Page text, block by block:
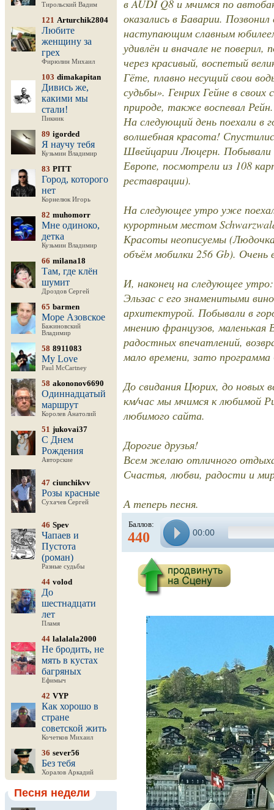
Тирольский Вадим
121 Arturchik2804
Любите
женщину за
грех
Фирюлин Михаил
103 dimakapitan
Дивись же,
какими мы
стали!
Пикник
89 igorded
Я научу тебя
Кузьмин Владимир
83 PITT
Город, которого
нет
Корнелюк Игорь
82 muhomorr
Мне одиноко,
детка
Кузьмин Владимир
66 milana18
Там, где клён
шумит
Дроздов Сергей
65 barmen
Море Азовское
Бажиновский
Владимир
58 8911083
My Love
Paul McCartney
58 akononov6690
Одиннадцатый
маршрут
Королев Анатолий
51 jukovai37
С Днем
Рождения
Авторские
47 ciunchikvv
Розы красные
Сухачев Сергей
46 Spev
Чапаев и
Пустота
(роман)
Разные судьбы
44 volod
До
шестнадцати
лет
Пламя
44 lalalala2000
Не бродить, не
мять в кустах
багряных
Ефимыч
42 VYP
Как хорошо в
стране
советской жить
Кочетков Михаил
36 sever56
Без тебя
Хоралов Аркадий
Песня недели
в AUDI Q8 и мчимся по
оказались в Баварии.
наступающим славным
удивлён и вначале не
через красивый, воспетый
Гёте, плавно несущий свои
судьбы». Генрих Гейне в
природе, также воспевал Рейн.
На следующий день поехали в
волшебная красота!
Швейцарии Люцерн. Побывали
Европе, посмотрели из 108
реставрации).
На следующее утро уже
курортным местом
Красоты неописуемы
объём мобилки 256 Gb). Очень
И, наконец на следующее
Эльзас с его знаменитыми
архитектурой. Побывали в
мнению французов,
радостных впечатлений,
мало времени, зато
До свидания Цюрих, до новых
км/час мы мчимся к любимой
любимого сайта.
Дорогие друзья!
Всем желаю отличного
Счастья, любви, радости и
А теперь песня.
Баллов:
440 00:00